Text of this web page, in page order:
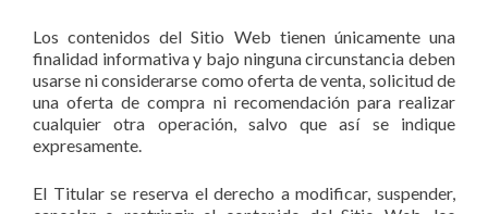
Los contenidos del Sitio Web tienen únicamente una
finalidad informativa y bajo ninguna circunstancia deben
usarse ni considerarse como oferta de venta, solicitud de
una oferta de compra ni recomendación para realizar
cualquier otra operación, salvo que así se indique
expresamente.
El Titular se reserva el derecho a modificar, suspender,